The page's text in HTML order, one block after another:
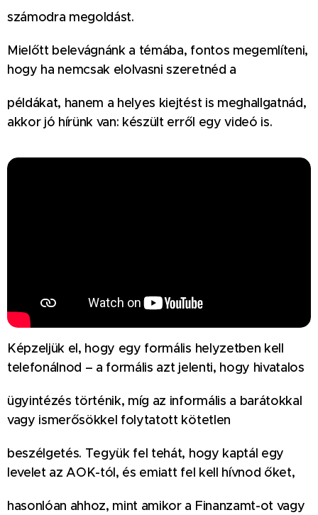
számodra megoldást.
Mielőtt belevágnánk a témába, fontos megemlíteni,
hogy ha nemcsak elolvasni szeretnéd a
példákat, hanem a helyes kiejtést is meghallgatnád,
akkor jó hírünk van: készült erről egy videó is.
Képzeljük el, hogy egy formális helyzetben kell
telefonálnod – a formális azt jelenti, hogy hivatalos
ügyintézés történik, míg az informális a barátokkal
vagy ismerősökkel folytatott kötetlen
beszélgetés. Tegyük fel tehát, hogy kaptál egy
levelet az AOK-tól, és emiatt fel kell hívnod őket,
hasonlóan ahhoz, mint amikor a Finanzamt-ot vagy